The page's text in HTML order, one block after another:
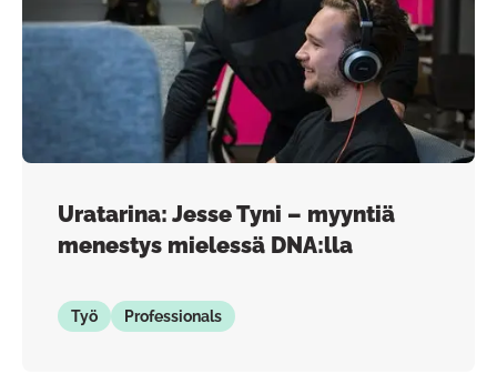
Uratarina: Jesse Tyni – myyntiä
menestys mielessä DNA:lla
Työ Professionals